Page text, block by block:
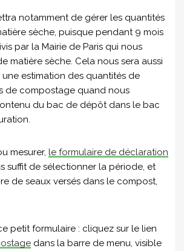
notamment de gérer les quantités
sèche, puisque pendant 9 mois
par la Mairie de Paris qui nous
matière sèche. Cela nous sera aussi
une estimation des quantités de
de compostage quand nous
du bac de dépôt dans le bac
mesurer, le formulaire de déclaration
suffit de sélectionner la période, et
de seaux versés dans le compost,
petit formulaire : cliquez sur le lien
dans la barre de menu, visible